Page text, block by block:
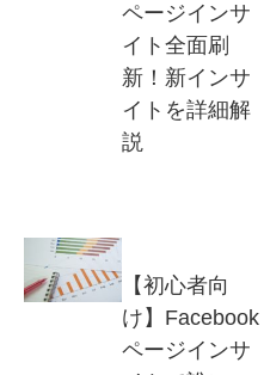
ページインサ
イト全面刷
新！新インサ
イトを詳細解
説
【初心者向
け】Facebook
ページインサ